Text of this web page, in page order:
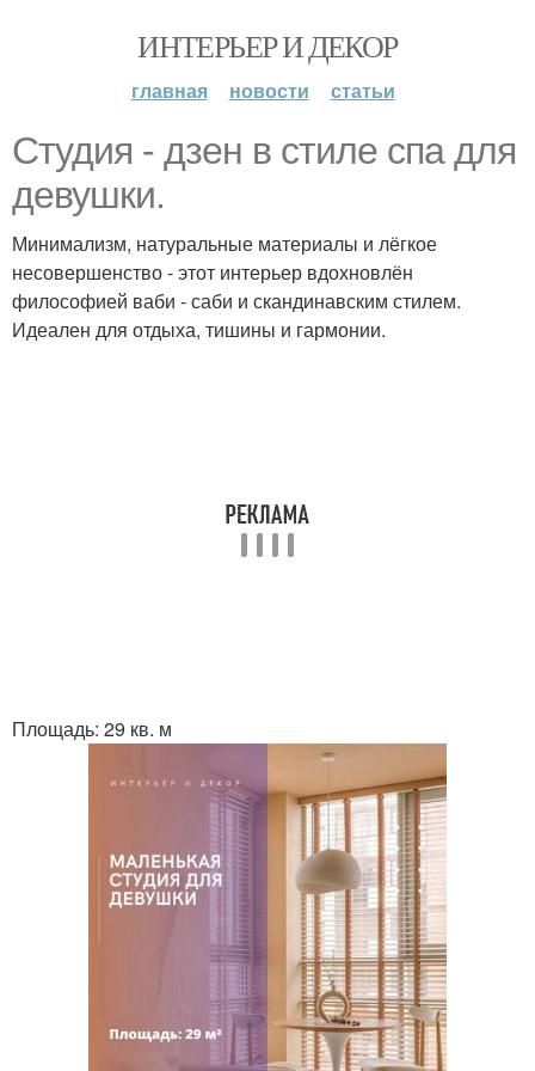
ИНТЕРЬЕР И ДЕКОР
главная новости статьи
Студия - дзен в стиле спа для
девушки.
Минимализм, натуральные материалы и лёгкое
несовершенство - этот интерьер вдохновлён
философией ваби - саби и скандинавским стилем.
Идеален для отдыха, тишины и гармонии.
Площадь: 29 кв. м